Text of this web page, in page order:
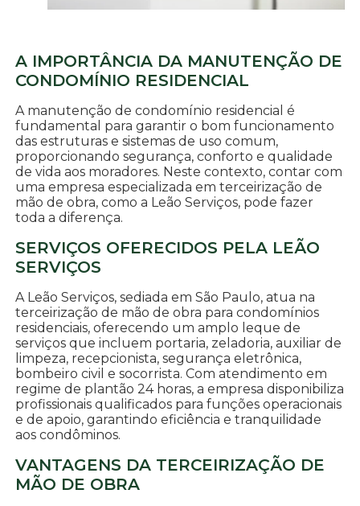
A IMPORTÂNCIA DA MANUTENÇÃO DE
CONDOMÍNIO RESIDENCIAL
A manutenção de condomínio residencial é
fundamental para garantir o bom funcionamento
das estruturas e sistemas de uso comum,
proporcionando segurança, conforto e qualidade
de vida aos moradores. Neste contexto, contar com
uma empresa especializada em terceirização de
mão de obra, como a Leão Serviços, pode fazer
toda a diferença.
SERVIÇOS OFERECIDOS PELA LEÃO
SERVIÇOS
A Leão Serviços, sediada em São Paulo, atua na
terceirização de mão de obra para condomínios
residenciais, oferecendo um amplo leque de
serviços que incluem portaria, zeladoria, auxiliar de
limpeza, recepcionista, segurança eletrônica,
bombeiro civil e socorrista. Com atendimento em
regime de plantão 24 horas, a empresa disponibiliza
profissionais qualificados para funções operacionais
e de apoio, garantindo eficiência e tranquilidade
aos condôminos.
VANTAGENS DA TERCEIRIZAÇÃO DE
MÃO DE OBRA